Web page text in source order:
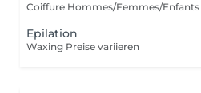
Coiffure Hommes/Femmes/Enfants
Epilation
Waxing Preise variieren